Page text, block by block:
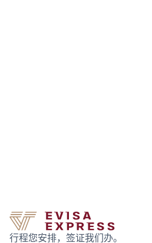
行程您安排，签证我们办。